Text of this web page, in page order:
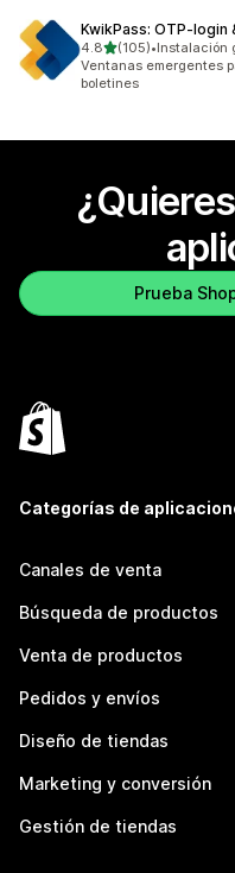
KwikPass: OTP‑login
4.8de 5 estrellas
(105)
105 reseñas en total
•Instalación
Ventanas emergentes
boletines
Prueba
Categorías de
Canales de venta
Búsqueda de productos
Venta de productos
Pedidos y envíos
Diseño de tiendas
Marketing y conversión
Gestión de tiendas